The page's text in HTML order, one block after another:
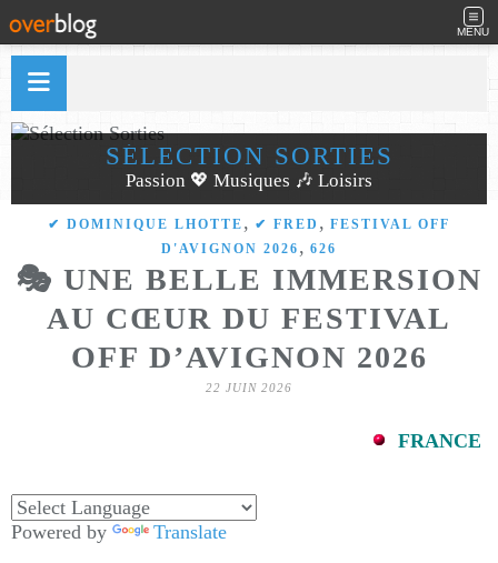
MENU
SÉLECTION SORTIES
Passion 💖 Musiques 🎶 Loisirs
✔ DOMINIQUE LHOTTE , ✔ FRED , FESTIVAL OFF
D'AVIGNON 2026 , 626
🎭 UNE BELLE IMMERSION
AU CŒUR DU FESTIVAL
OFF D’AVIGNON 2026
22 JUIN 2026
FRANCE
Powered by Translate